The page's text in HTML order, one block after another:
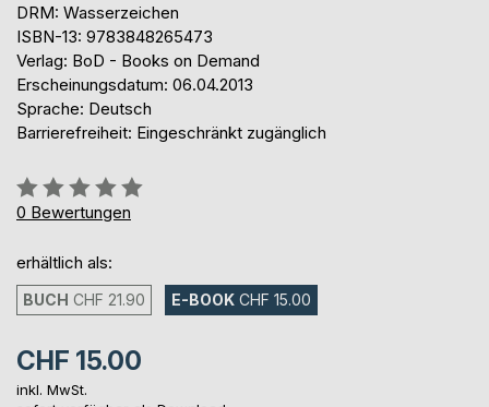
DRM: Wasserzeichen
ISBN-13: 9783848265473
Verlag: BoD - Books on Demand
Erscheinungsdatum: 06.04.2013
Sprache: Deutsch
Barrierefreiheit: Eingeschränkt zugänglich
Bewertung::
0%
0 Bewertungen
erhältlich als:
BUCH CHF 21.90 E-BOOK CHF 15.00
CHF 15.00
inkl. MwSt.